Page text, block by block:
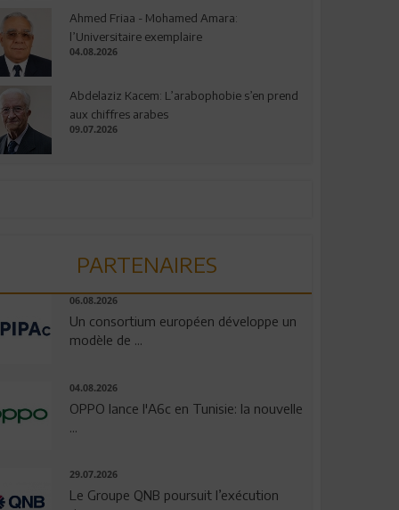
Ahmed Friaa - Mohamed Amara:
l’Universitaire exemplaire
04.08.2026
Abdelaziz Kacem: L’arabophobie s’en prend
aux chiffres arabes
09.07.2026
PARTENAIRES
06.08.2026
Un consortium européen développe un
modèle de ...
04.08.2026
OPPO lance l'A6c en Tunisie: la nouvelle
29.07.2026
Le Groupe QNB poursuit l’exécution